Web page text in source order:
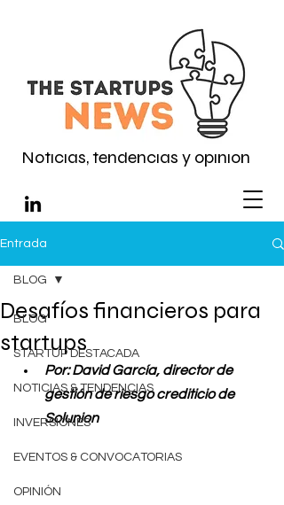
Noticias, tendencias y opinión
Entrada
BLOG
STARTUP DESTACADA
NOTICIAS & TENDENCIAS
INVERSIONES
EVENTOS & CONVOCATORIAS
OPINIÓN
BLOG
Desafíos financieros para
startups
Por: David García, director de
gestión de riesgo crediticio de
Solunion